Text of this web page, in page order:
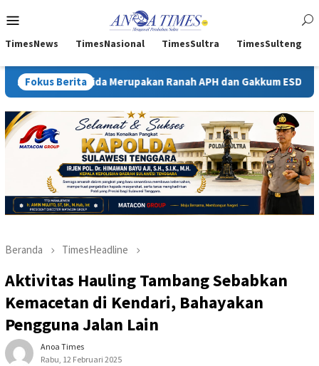
ke
Mobile
TimesNews TimesNasional TimesSultra TimesSulteng
Fokus Berita
Merupakan Ranah APH dan Gakkum ESDM Kejati
Beranda TimesHeadline
Aktivitas Hauling Tambang Sebabkan
Kemacetan di Kendari, Bahayakan
Pengguna Jalan Lain
Anoa Times
Rabu, 12 Februari 2025